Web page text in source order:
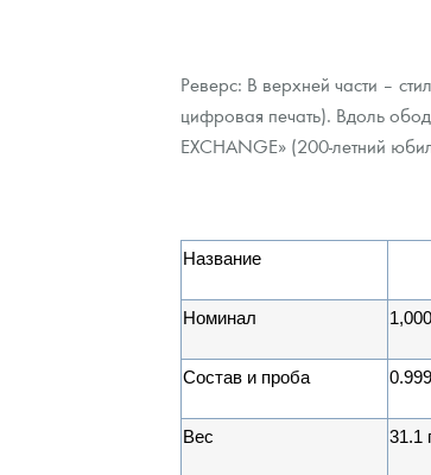
Реверс: В верхней части –
цифровая печать). Вдоль
EXCHANGE» (200-летний
Название
Номинал
Состав и проба
Вес 31.1